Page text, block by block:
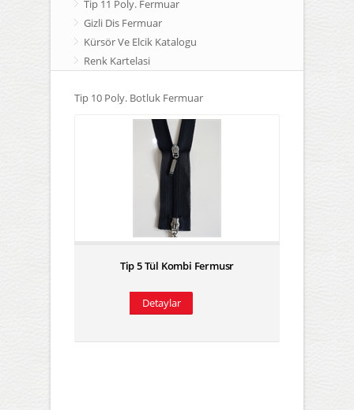
Tip 11 Poly. Fermuar
Gizli Dis Fermuar
Kürsör Ve Elcik Katalogu
Renk Kartelasi
Tip 10 Poly. Botluk Fermuar
Tip 5 Tül Kombi Fermusr